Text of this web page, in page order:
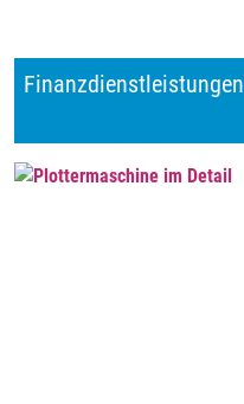
Finanzdienstleistungen